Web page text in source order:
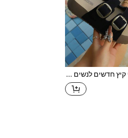
סנדלי קיץ חדשים לנשים עם סוליה עבה, נעלי בית רכות עם אבזם כפול במידות גדולות, להגדלת גובה נעלי חוף להרזיה